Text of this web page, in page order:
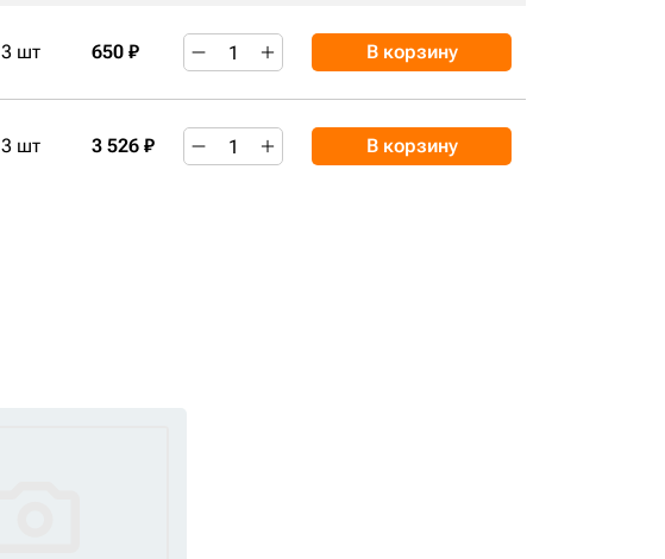
3 шт 650 ₽ В корзину
3 шт 3 526 ₽ В корзину